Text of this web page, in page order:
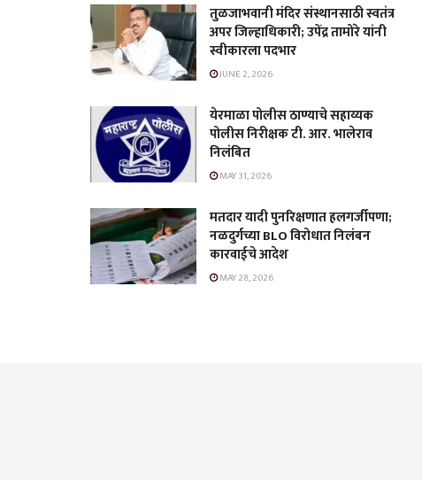
तुळजाभवानी मंदिर संस्थानसाठी स्वतंत्र
अपर जिल्हाधिकारी; उपेंद्र तामोरे यांनी
स्वीकारला पदभार
JUNE 2, 2026
येरमाळा पोलीस ठाण्याचे सहाय्यक
पोलीस निरीक्षक टी. आर. भालेराव
निलंबित
MAY 31, 2026
मतदार यादी पुनरिक्षणात हलगर्जीपणा;
नळदुर्गच्या BLO विरोधात निलंबन
कारवाईचे आदेश
MAY 28, 2026